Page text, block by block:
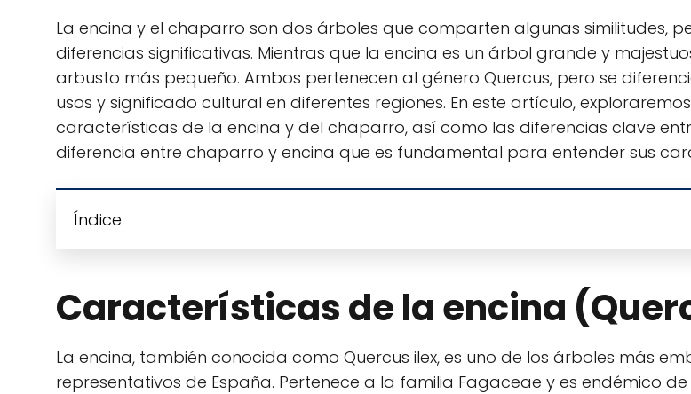
La encina y el chaparro son dos árboles que comparten algunas similitudes,
diferencias significativas. Mientras que la encina es un árbol grande y
arbusto más pequeño. Ambos pertenecen al género Quercus, pero se
usos y significado cultural en diferentes regiones. En este artículo,
características de la encina y del chaparro, así como las diferencias clave
diferencia entre chaparro y encina que es fundamental para entender sus
Índice
Características de la encina
La encina, también conocida como Quercus ilex, es uno de los árboles más
representativos de España. Pertenece a la familia Fagaceae y es endémico